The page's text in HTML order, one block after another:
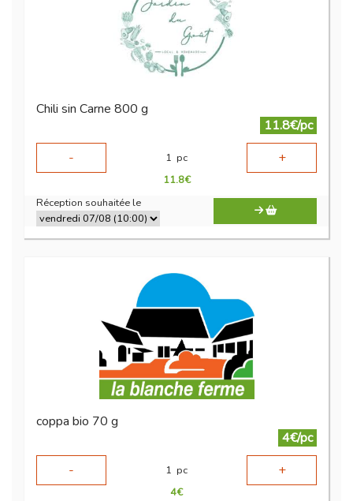
Chili sin Carne 800 g
11.8€/pc
-
1 pc +
11.8€
Réception souhaitée le
coppa bio 70 g
4€/pc
-
1 pc +
4€